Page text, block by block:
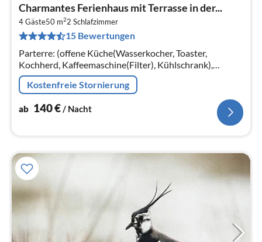
Charmantes Ferienhaus mit Terrasse in der...
4 Gäste50 m22 Schlafzimmer
15 Bewertungen
Parterre: (offene Küche(Wasserkocher, Toaster,
Kochherd, Kaffeemaschine(Filter), Kühlschrank),
Wohn/Esszimmer(TV, Esstisch, Sitzecke),
Schlafzimmer(Einzelbett, Einzelbett)
Kostenfreie Stornierung
ab 140€ / Nacht